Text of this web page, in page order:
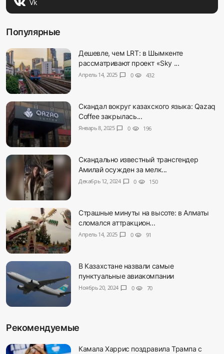
Vk
Популярные
Дешевле, чем LRT: в Шымкенте
рассматривают проект «Sky ...
Апрель 14, 2025 chat_bubble 0 visibility 432
Скандал вокруг казахского языка: Qazaq
Coffee закрылась...
Январь 8, 2025 chat_bubble 0 visibility 196
Скандально известный трансгендер
Амилай осужден за мелк...
Декабрь 12, 2024 chat_bubble 0 visibility 150
Страшные минуты на высоте: в Алматы
сломался аттракцион...
Апрель 14, 2025 chat_bubble 0 visibility 91
В Казахстане назвали самые
пунктуальные авиакомпании
Ноябрь 20, 2024 chat_bubble 0 visibility 70
Рекомендуемые
Камала Харрис поздравила Трампа с